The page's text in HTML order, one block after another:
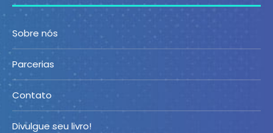
Sobre nós
Parcerias
Contato
Divulgue seu livro!